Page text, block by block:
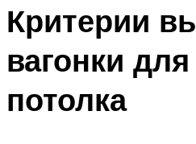
Критерии
вагонки
потолка